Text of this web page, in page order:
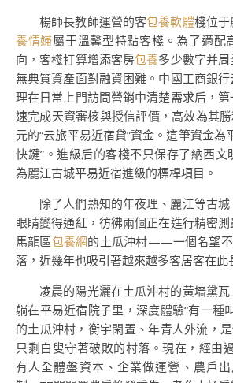
楊師長教師運營的客包養軟體棧位于
養情婦屬于溫馨型特點客棧。為了適配
向，客棧打算增添客房包養多少數字并
無典質資產面對融資困難。中國工商銀
理在日常上門訪問營銷中清楚需求后，
速完成天資審核與授信評價，高效為其
元的“云旅平易近宿貸”資金。這筆資金為
快鍵”。進級后的客棧不只保存了納西
為麗江古城平易近宿進級的標桿項目。
除了人們熟知的年夜理、麗江等古
眼睛變得通紅，彷彿兩個正在進行精密
馬龍區包養網的土瓜沖村——一個名望不
落，近幾年也吸引著越來越多客居客在此
凌晨的陽光灑在土瓜沖村的黃墻黛
躺在平易近宿院子里，深度體驗“有一種
的土瓜沖村，衡宇閑置、年青人外流，是
只剩白叟守著破敗的村落。現在，經由
有人全體盤資本、企業做運營、農戶